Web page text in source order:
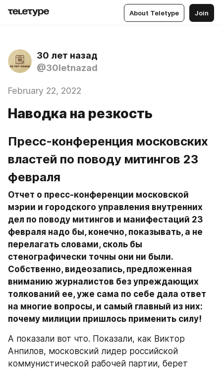
About Teletype Join
30 лет назад
@30letnazad
February 22, 2022
Наводка на резкость
Пресс-конференция московских
властей по поводу митингов 23
февраля
Отчет о пресс-конференции московской
мэрии и городского управления внутренних
дел по поводу митингов и манифестаций 23
февраля надо бы, конечно, показывать, а не
перелагать словами, сколь бы
стенографически точны они ни были.
Собственно, видеозапись, предложенная
вниманию журналистов без упреждающих
толкований ее, уже сама по себе дала ответ
на многие вопросы, и самый главный из них:
почему милиции пришлось применить силу!
А показали вот что. Показали, как Виктор
Анпилов, московский лидер российской
коммунистической рабочей партии, берет